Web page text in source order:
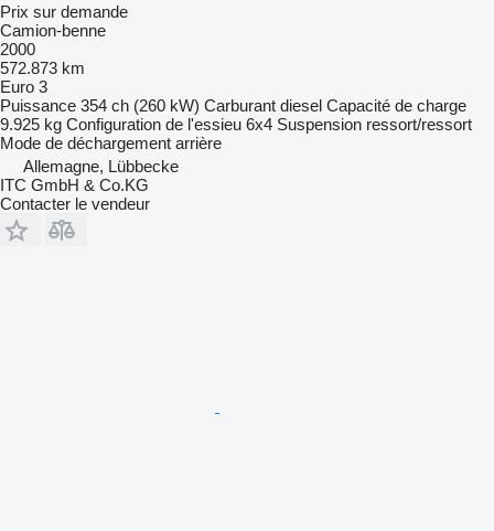
Prix sur demande
Camion-benne
2000
572.873 km
Euro 3
Puissance 354 ch (260 kW) Carburant diesel Capacité de charge
9.925 kg Configuration de l'essieu 6x4 Suspension ressort/ressort
Mode de déchargement arrière
Allemagne, Lübbecke
ITC GmbH & Co.KG
Contacter le vendeur